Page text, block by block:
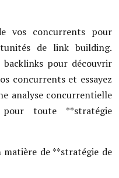
vos concurrents pour
de link building.
backlinks pour découvrir
concurrents et essayez
analyse concurrentielle
toute **stratégie
de **stratégie de